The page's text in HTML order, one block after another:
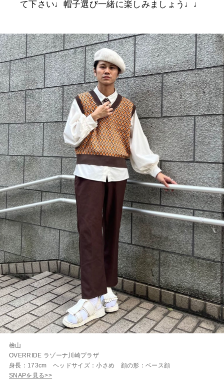
て下さい♩帽子選び一緒に楽しみましょう♩♩
檜山
OVERRIDE ラゾーナ川崎プラザ
身長：173cm ヘッドサイズ：小さめ 顔の形：ベース顔
SNAPを見る>>